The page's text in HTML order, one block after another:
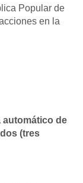
Popular de
en la
automático de
(tres